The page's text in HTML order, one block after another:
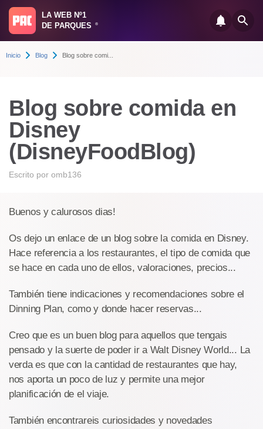
LA WEB Nº1
DE PARQUES
®
Inicio Blog Blog sobre comi...
Blog sobre comida en
Disney
(DisneyFoodBlog)
Escrito por omb136
Buenos y calurosos dias!
Os dejo un enlace de un blog sobre la comida en Disney.
Hace referencia a los restaurantes, el tipo de comida que
se hace en cada uno de ellos, valoraciones, precios...
También tiene indicaciones y recomendaciones sobre el
Dinning Plan, como y donde hacer reservas...
Creo que es un buen blog para aquellos que tengais
pensado y la suerte de poder ir a Walt Disney World... La
verda es que con la cantidad de restaurantes que hay,
nos aporta un poco de luz y permite una mejor
planificación de el viaje.
También encontrareis curiosidades y novedades